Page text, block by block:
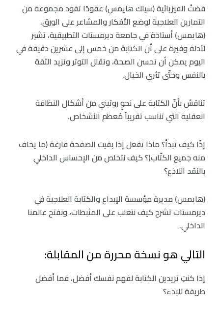
قضتْ الفيزيائية (سيلك هايمس) عقودًا تقود مجموعة من
التمارين العلاجية لوضع الأفكار والمشاعر على الورق.
(هايمس) أستاذة في جامعة ديرمستات التطبيقية، تشير
لأدلة وفيرة على أن الكتابة من خمس إلى عشرين دقيقة في
اليوم يمكن أن تحسن الصحة، وتقلل التوتر وتزيد الثقة
بالنفس وحتّى تثري الخيال.
تناقش بأنّ الكتابة على نحوٍ روتيني من أشكال النظافة
العقلية التي تناسب تقريباً مُعظم الأشخاص.
إذًا كيف تبدأ؟ ماذا تفعل إذا بقيت الصفحة فارغة (ما يخاف
منه جميع الكتّاب)؟ كيف نتخلص من الإحساس الداخلي
بالنقد اللاذع؟
(هايمس) مديرة مؤسسة الإبداع والكتابة العلاجية في
ديرمستات تشرح كيف نتغلب على المثبطات، ونفتح عالمنا
الداخلي.
التالي هو نسخة محررة من المقابلة:
إذا كنتِ تريدين الكتابة لفهم نفسك أفضل، فما أفضل
طريقة للبدء؟